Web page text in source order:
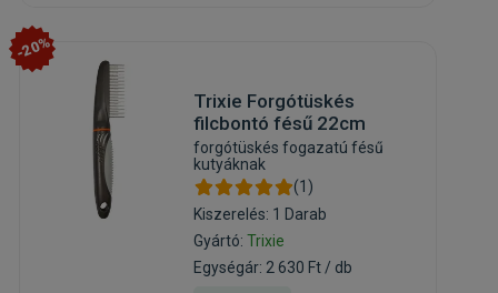
-20%
Trixie Forgótüskés
filcbontó fésű 22cm
forgótüskés fogazatú fésű
kutyáknak
(1)
Kiszerelés: 1 Darab
Gyártó: Trixie
Egységár: 2 630 Ft / db